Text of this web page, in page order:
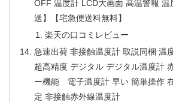
OFF 温度計 LCD大画面 高温警報 温
送】【宅急便送料無料】
楽天の口コミレビュー
急速出荷 非接触温度計 取説同梱 温
超高精度 デジタル デジタル温度計
ー機能 電子温度計 早い 簡単操作
定 非接触赤外線温度計